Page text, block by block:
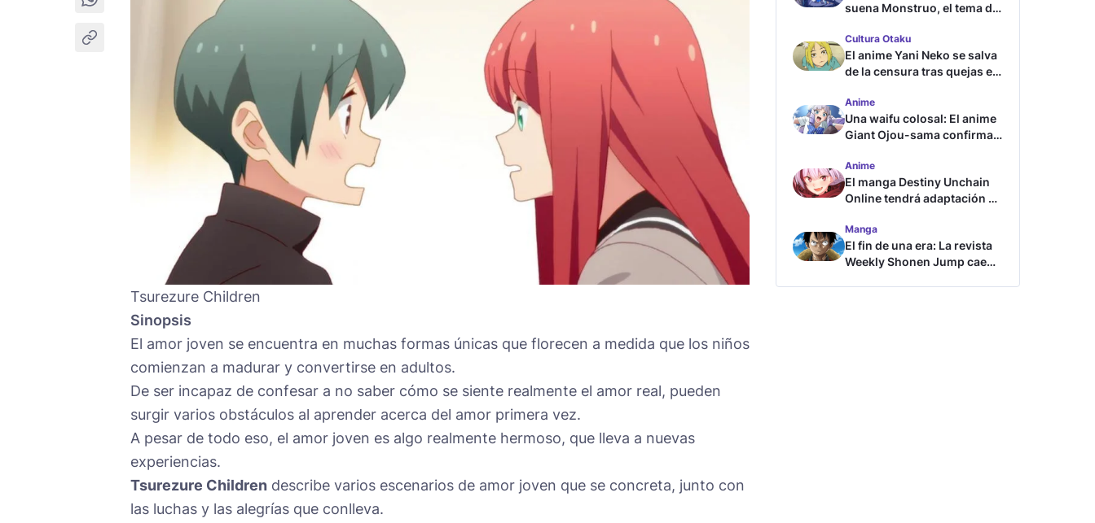
Tsurezure Children
Sinopsis
El amor joven se encuentra en muchas formas únicas que florecen a medida que los niños
comienzan a madurar y convertirse en adultos.
De ser incapaz de confesar a no saber cómo se siente realmente el amor real, pueden
surgir varios obstáculos al aprender acerca del amor primera vez.
A pesar de todo eso, el amor joven es algo realmente hermoso, que lleva a nuevas
experiencias.
Tsurezure Children describe varios escenarios de amor joven que se concreta, junto con
las luchas y las alegrías que conlleva.
suena Monstruo, el tema de
Cultura Otaku
El anime Yani Neko se salva
de la censura tras quejas en
Anime
Una waifu colosal: El anime
Giant Ojou-sama confirma
Anime
El manga Destiny Unchain
Online tendrá adaptación al
Manga
El fin de una era: La revista
Weekly Shonen Jump cae